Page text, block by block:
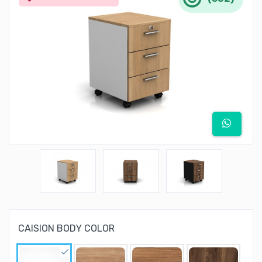
CAISION BODY COLOR